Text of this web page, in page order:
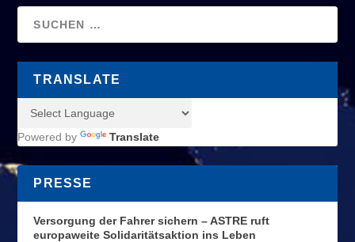
TRANSLATE
Powered by Translate
PRESSE
Versorgung der Fahrer sichern – ASTRE ruft
europaweite Solidaritätsaktion ins Leben